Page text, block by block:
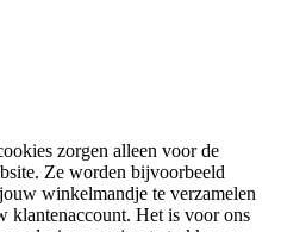
zorgen alleen voor de
Ze worden bijvoorbeeld
winkelmandje te verzamelen
klantenaccount. Het is voor ons